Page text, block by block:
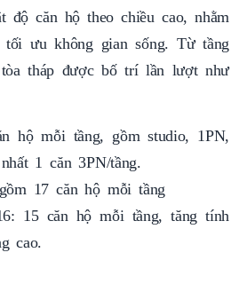
độ căn hộ theo chiều cao, nhằm
ưu không gian sống. Từ tầng
tháp được bố trí lần lượt như
hộ mỗi tầng, gồm studio, 1PN,
1 căn 3PN/tầng.
17 căn hộ mỗi tầng
15 căn hộ mỗi tầng, tăng tính
cao.